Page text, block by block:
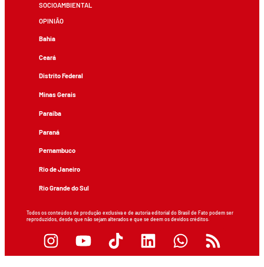
SOCIOAMBIENTAL
OPINIÃO
Bahia
Ceará
Distrito Federal
Minas Gerais
Paraíba
Paraná
Pernambuco
Rio de Janeiro
Rio Grande do Sul
Todos os conteúdos de produção exclusiva e de autoria editorial do Brasil de Fato podem ser
reproduzidos, desde que não sejam alterados e que se deem os devidos créditos.